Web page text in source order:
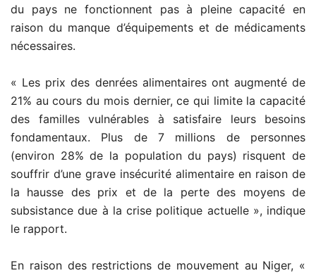
du pays ne fonctionnent pas à pleine capacité en
raison du manque d’équipements et de médicaments
nécessaires.
« Les prix des denrées alimentaires ont augmenté de
21% au cours du mois dernier, ce qui limite la capacité
des familles vulnérables à satisfaire leurs besoins
fondamentaux. Plus de 7 millions de personnes
(environ 28% de la population du pays) risquent de
souffrir d’une grave insécurité alimentaire en raison de
la hausse des prix et de la perte des moyens de
subsistance due à la crise politique actuelle », indique
le rapport.
En raison des restrictions de mouvement au Niger, «